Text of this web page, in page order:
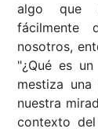
algo que
fácilmente
nosotros,
"¿Qué es
mestiza una
nuestra
contexto